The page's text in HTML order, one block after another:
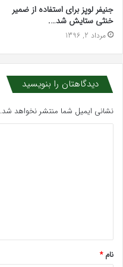
جنیفر لوپز برای استفاده از ضمیر
خنثی ستایش شد….‌
مرداد 2, 1396
دیدگاهتان را بنویسید
نشانی ایمیل شما منتشر نخواهد شد.
*
نام*